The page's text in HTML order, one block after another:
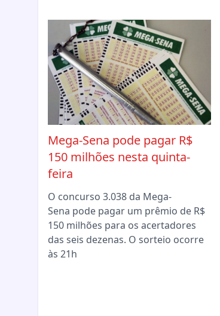
Mega-Sena pode pagar R$
150 milhões nesta quinta-
feira
O concurso 3.038 da Mega-
Sena pode pagar um prêmio de R$
150 milhões para os acertadores
das seis dezenas. O sorteio ocorre
às 21h